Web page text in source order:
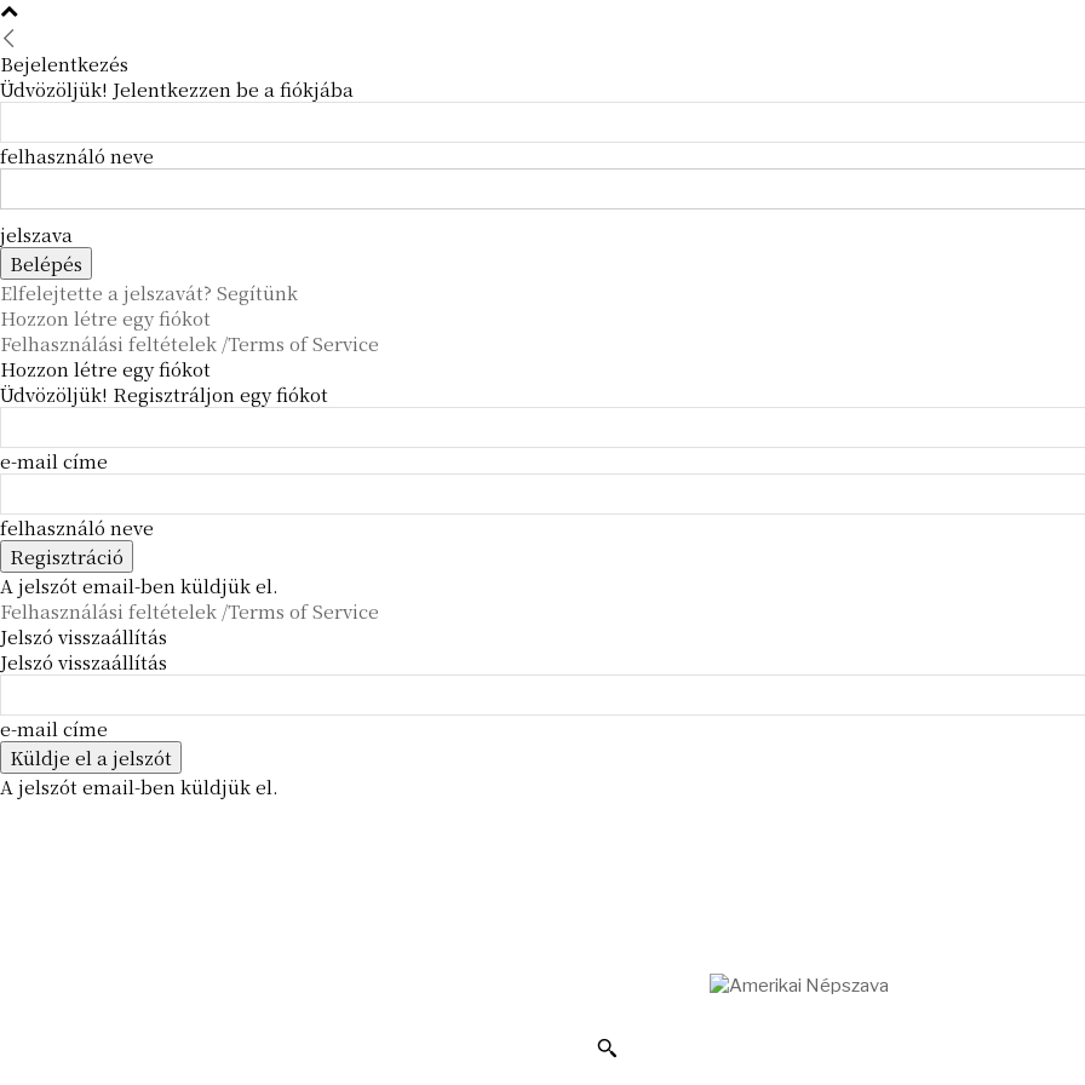
Bejelentkezés
Üdvözöljük! Jelentkezzen be a fiókjába
felhasználó neve
jelszava
Elfelejtette a jelszavát? Segítünk
Hozzon létre egy fiókot
Felhasználási feltételek /Terms of Service
Hozzon létre egy fiókot
Üdvözöljük! Regisztráljon egy fiókot
e-mail címe
felhasználó neve
A jelszót email-ben küldjük el.
Felhasználási feltételek /Terms of Service
Jelszó visszaállítás
Jelszó visszaállítás
e-mail címe
A jelszót email-ben küldjük el.